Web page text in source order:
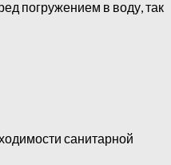
погружением в воду, так
санитарной